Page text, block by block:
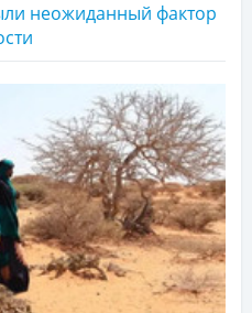
неожиданный фактор